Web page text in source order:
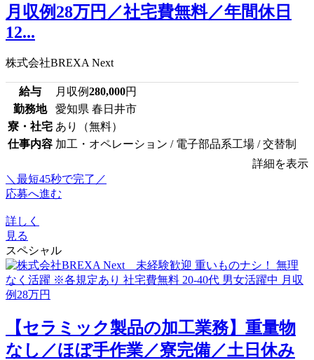
月収例28万円／社宅費無料／年間休日
12...
株式会社BREXA Next
給与 月収例280,000円
勤務地
愛知県 春日井市
寮・社宅 あり（無料）
仕事内容 加工・オペレーション / 電子部品系工場 / 交替制
詳細を表示
＼最短45秒で完了／
応募へ進む
詳しく
見る
スペシャル
【セラミック製品の加工業務】重量物
なし／ほぼ手作業／寮完備／土日休み